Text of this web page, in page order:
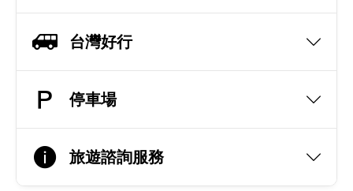
台灣好行
停車場
旅遊諮詢服務